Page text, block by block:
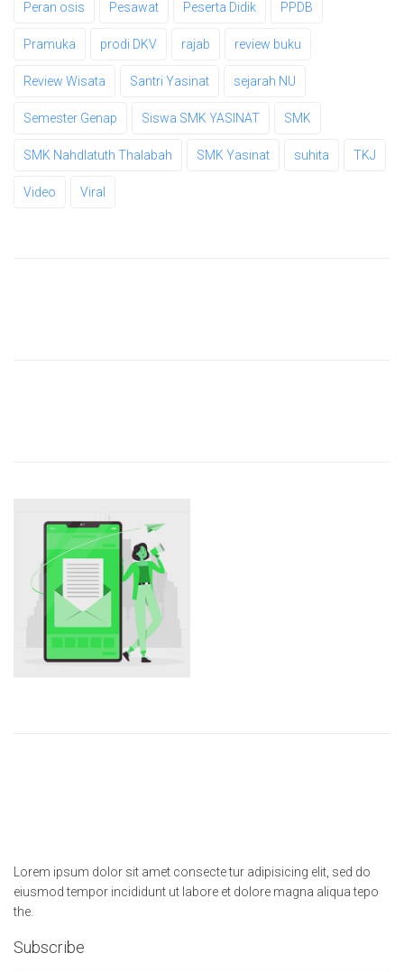
Peran osis Pesawat Peserta Didik PPDB
Pramuka prodi DKV rajab review buku
Review Wisata Santri Yasinat sejarah NU
Semester Genap Siswa SMK YASINAT SMK
SMK Nahdlatuth Thalabah SMK Yasinat suhita TKJ
Video Viral
Lorem ipsum dolor sit amet consecte tur adipisicing elit, sed do
eiusmod tempor incididunt ut labore et dolore magna aliqua tepo
the.
Subscribe